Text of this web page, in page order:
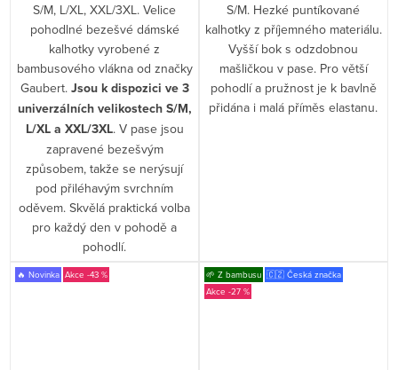
S/M, L/XL, XXL/3XL. Velice
pohodlné bezešvé dámské
kalhotky vyrobené z
bambusového vlákna od značky
Gaubert. Jsou k dispozici ve 3
univerzálních velikostech S/M,
L/XL a XXL/3XL. V pase jsou
zapravené bezešvým
způsobem, takže se nerýsují
pod přiléhavým svrchním
oděvem. Skvělá praktická volba
pro každý den v pohodě a
pohodlí.
S/M. Hezké puntíkované
kalhotky z příjemného materiálu.
Vyšší bok s odzdobnou
mašličkou v pase. Pro větší
pohodlí a pružnost je k bavlně
přidána i malá příměs elastanu.
🔥 Novinka -43 % 🌱 Z bambusu 🇨🇿 Česká značka
-27 %